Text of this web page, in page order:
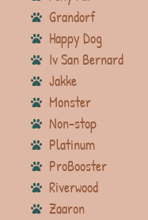
Grandorf
Happy Dog
Iv San Bernard
Jakke
Monster
Non-stop
Platinum
ProBooster
Riverwood
Zaaron